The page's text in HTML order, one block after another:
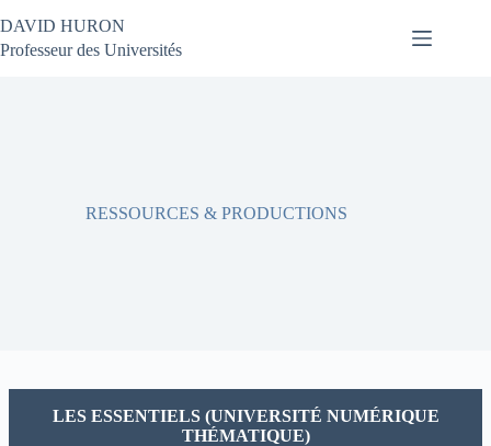
au
contenu
DAVID HURON
Professeur des Universités
RESSOURCES & PRODUCTIONS
LES ESSENTIELS (UNIVERSITÉ NUMÉRIQUE
THÉMATIQUE)